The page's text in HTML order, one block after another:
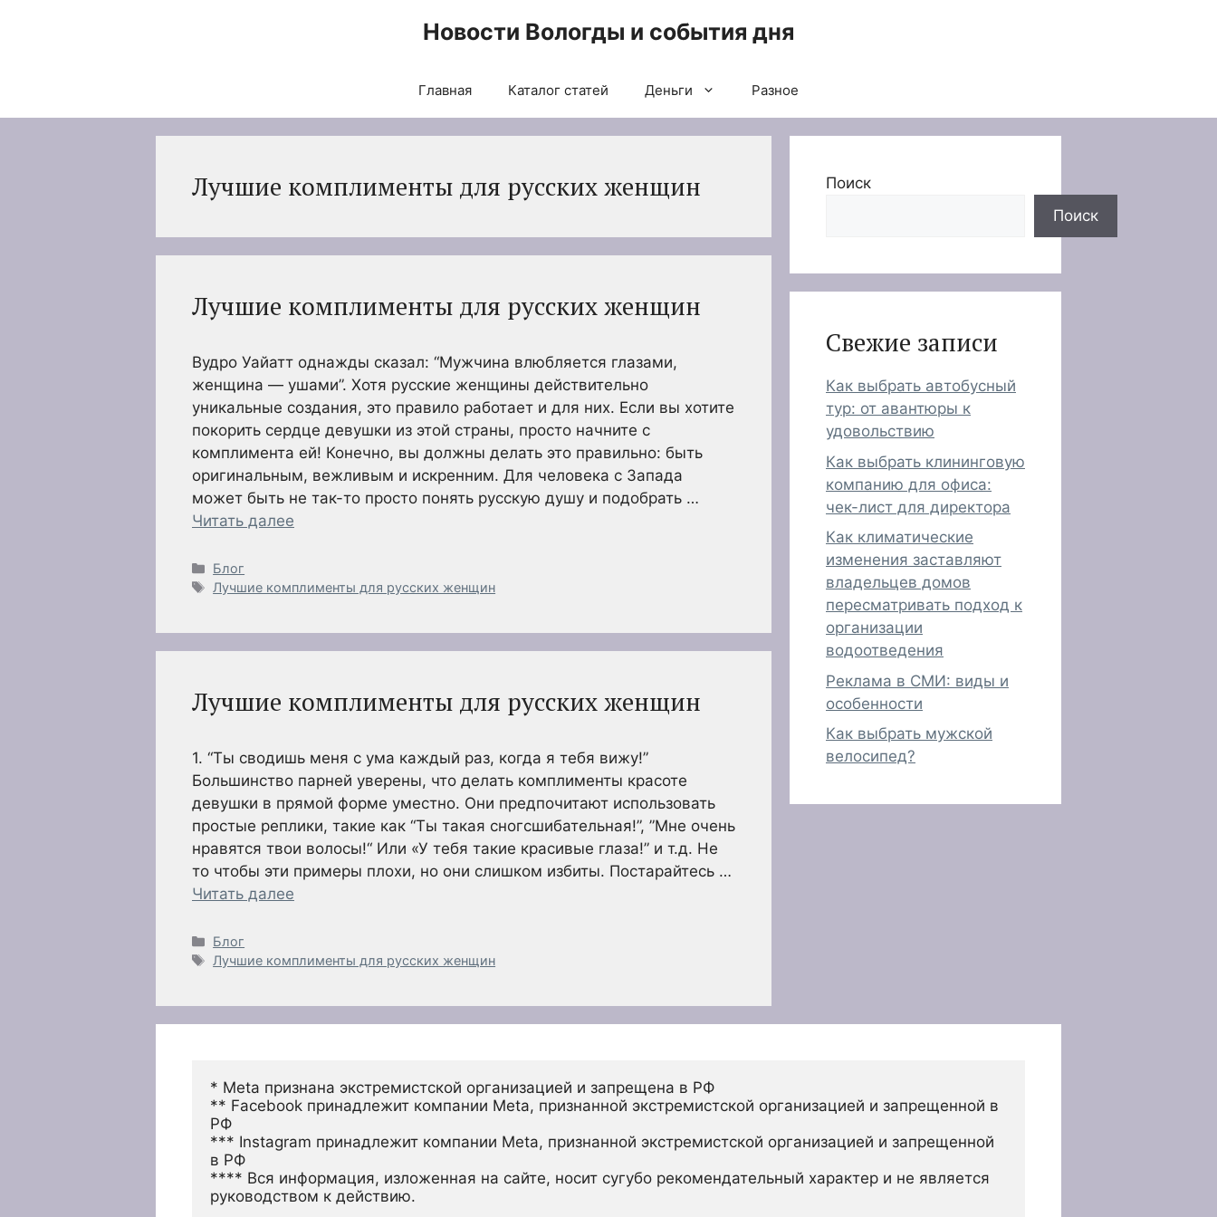
Новости Вологды и события дня
Главная Каталог статей Деньги Разное
Лучшие комплименты для русских женщин
Лучшие комплименты для русских женщин
Вудро Уайатт однажды сказал: “Мужчина влюбляется глазами,
женщина — ушами”. Хотя русские женщины действительно
уникальные создания, это правило работает и для них. Если вы хотите
покорить сердце девушки из этой страны, просто начните с
комплимента ей! Конечно, вы должны делать это правильно: быть
оригинальным, вежливым и искренним. Для человека с Запада
может быть не так-то просто понять русскую душу и подобрать …
Читать далее
Рубрики
Блог
Метки
Лучшие комплименты для русских женщин
Лучшие комплименты для русских женщин
1. “Ты сводишь меня с ума каждый раз, когда я тебя вижу!”
Большинство парней уверены, что делать комплименты красоте
девушки в прямой форме уместно. Они предпочитают использовать
простые реплики, такие как “Ты такая сногсшибательная!”, ”Мне очень
нравятся твои волосы!“ Или «У тебя такие красивые глаза!” и т.д. Не
то чтобы эти примеры плохи, но они слишком избиты. Постарайтесь …
Читать далее
Рубрики
Блог
Метки
Лучшие комплименты для русских женщин
Поиск
Поиск
Свежие записи
Как выбрать автобусный
тур: от авантюры к
удовольствию
Как выбрать клининговую
компанию для офиса:
чек-лист для директора
Как климатические
изменения заставляют
владельцев домов
пересматривать подход к
организации
водоотведения
Реклама в СМИ: виды и
особенности
Как выбрать мужской
велосипед?
* Meta признана экстремистской организацией и запрещена в РФ
** Facebook принадлежит компании Meta, признанной экстремистской организацией и запрещенной в
РФ
*** Instagram принадлежит компании Meta, признанной экстремистской организацией и запрещенной
в РФ
**** Вся информация, изложенная на сайте, носит сугубо рекомендательный характер и не является
руководством к действию.